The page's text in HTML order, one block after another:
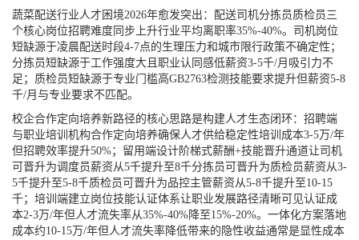
蔬菜配送行业人才困境2026年愈发突出：配送司机分拣员质检员三
个核心岗位招聘难度同步上升行业平均离职率35%-40%。司机岗位
短缺源于凌晨配送时段4-7点的生理压力和城市限行政策不确定性；
分拣员短缺源于工作强度大且职业认同感低薪资3-5千/月吸引力不
足；质检员短缺源于专业门槛高GB2763检测技能要求提升但薪资5-8
千/月与专业要求不匹配。
校企合作定向培养新路径的核心思路是构建人才生态闭环：招聘端
与职业培训机构合作定向培养确保人才供给稳定性培训成本3-5万/年
但招聘效率提升50%；留用端设计阶梯式薪酬+技能晋升通道让司机
可晋升为调度员薪资从5千提升至8千分拣员可晋升为质检员薪资从3-
5千提升至5-8千质检员可晋升为品控主管薪资从5-8千提升至10-15
千；培训端建立岗位技能认证体系让职业发展路径清晰可见认证成
本2-3万/年但人才流失率从35%-40%降至15%-20%。一体化方案落地
成本约10-15万/年但人才流失率降低带来的隐性收益通常是显性成本